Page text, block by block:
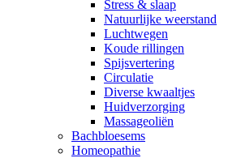
Stress & slaap
Natuurlijke weerstand
Luchtwegen
Koude rillingen
Spijsvertering
Circulatie
Diverse kwaaltjes
Huidverzorging
Massageoliën
Bachbloesems
Homeopathie